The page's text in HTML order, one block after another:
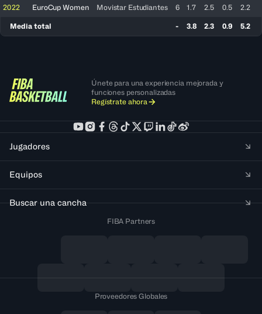
2022 EuroCup Women Movistar Estudiantes 6 1.7 2.5 0.5 2.2
Media total - 3.8 2.3 0.9 5.2
Únete para una experiencia mejorada y
funciones personalizadas
Regístrate ahora
Jugadores
Equipos
Buscar una cancha
FIBA Partners
Proveedores Globales